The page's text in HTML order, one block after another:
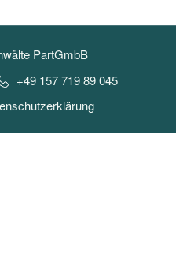
PartGmbB
+49 157 719 89 045